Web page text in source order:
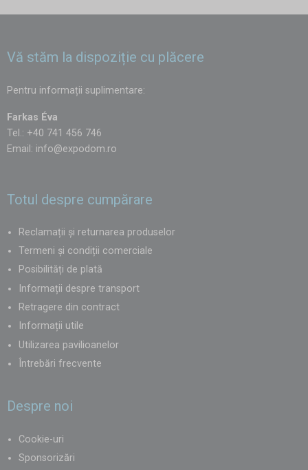
Vă stăm la dispoziție cu plăcere
Pentru informații suplimentare:
Farkas Éva
Tel.: +40 741 456 746
Email: info@expodom.ro
Totul despre cumpărare
Reclamații și returnarea produselor
Termeni și condiții comerciale
Posibilități de plată
Informații despre transport
Retragere din contract
Informații utile
Utilizarea pavilioanelor
Întrebări frecvente
Despre noi
Cookie-uri
Sponsorizări